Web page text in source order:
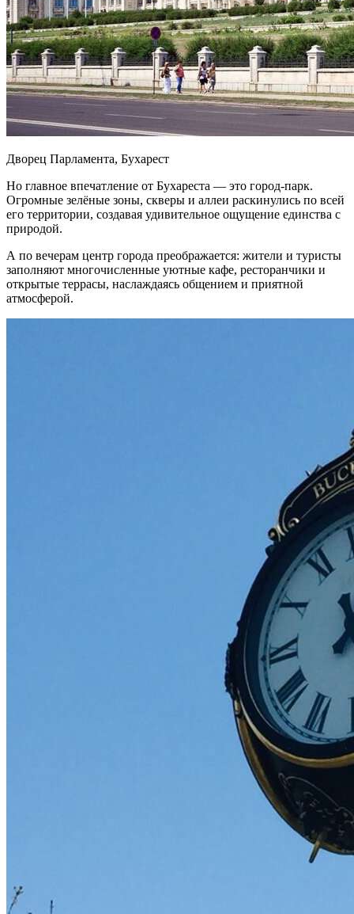
Дворец Парламента, Бухарест
Но главное впечатление от Бухареста — это город-парк.
Огромные зелёные зоны, скверы и аллеи раскинулись по всей
его территории, создавая удивительное ощущение единства с
природой.
А по вечерам центр города преображается: жители и туристы
заполняют многочисленные уютные кафе, ресторанчики и
открытые террасы, наслаждаясь общением и приятной
атмосферой.